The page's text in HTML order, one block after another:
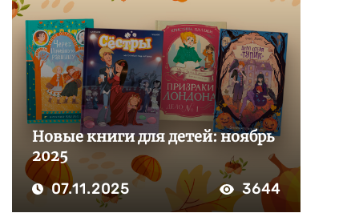
Новые книги для детей: ноябрь
2025
07.11.2025 3644